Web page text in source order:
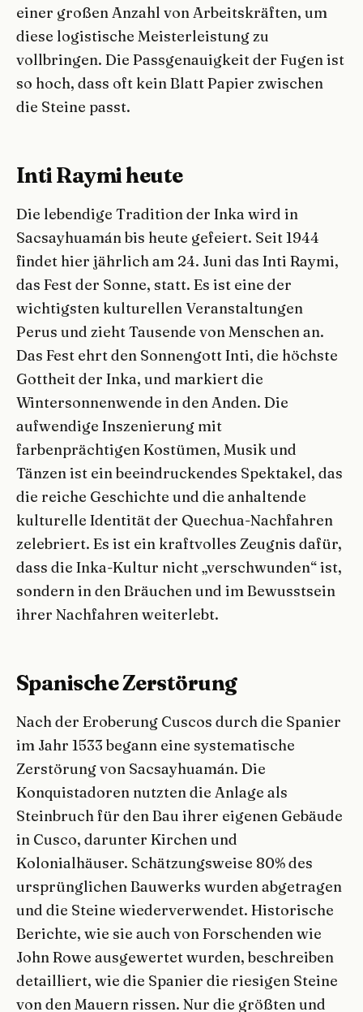
einer großen Anzahl von Arbeitskräften, um
diese logistische Meisterleistung zu
vollbringen. Die Passgenauigkeit der Fugen ist
so hoch, dass oft kein Blatt Papier zwischen
die Steine passt.
Inti Raymi heute
Die lebendige Tradition der Inka wird in
Sacsayhuamán bis heute gefeiert. Seit 1944
findet hier jährlich am 24. Juni das Inti Raymi,
das Fest der Sonne, statt. Es ist eine der
wichtigsten kulturellen Veranstaltungen
Perus und zieht Tausende von Menschen an.
Das Fest ehrt den Sonnengott Inti, die höchste
Gottheit der Inka, und markiert die
Wintersonnenwende in den Anden. Die
aufwendige Inszenierung mit
farbenprächtigen Kostümen, Musik und
Tänzen ist ein beeindruckendes Spektakel, das
die reiche Geschichte und die anhaltende
kulturelle Identität der Quechua-Nachfahren
zelebriert. Es ist ein kraftvolles Zeugnis dafür,
dass die Inka-Kultur nicht „verschwunden“ ist,
sondern in den Bräuchen und im Bewusstsein
ihrer Nachfahren weiterlebt.
Spanische Zerstörung
Nach der Eroberung Cuscos durch die Spanier
im Jahr 1533 begann eine systematische
Zerstörung von Sacsayhuamán. Die
Konquistadoren nutzten die Anlage als
Steinbruch für den Bau ihrer eigenen Gebäude
in Cusco, darunter Kirchen und
Kolonialhäuser. Schätzungsweise 80% des
ursprünglichen Bauwerks wurden abgetragen
und die Steine wiederverwendet. Historische
Berichte, wie sie auch von Forschenden wie
John Rowe ausgewertet wurden, beschreiben
detailliert, wie die Spanier die riesigen Steine
von den Mauern rissen. Nur die größten und